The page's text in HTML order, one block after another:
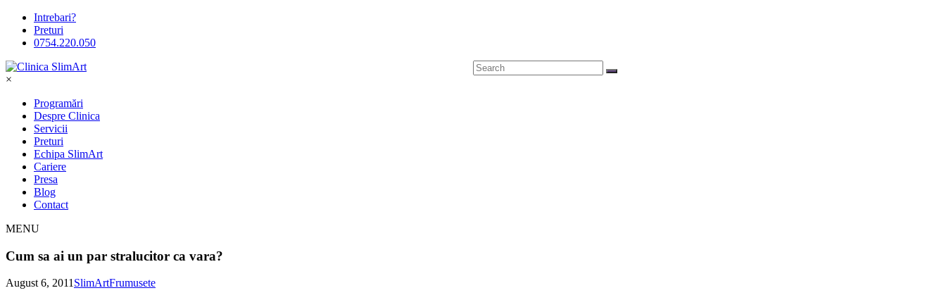
Intrebari?
Preturi
0754.220.050
×
Programări
Despre Clinica
Servicii
Preturi
Echipa SlimArt
Cariere
Presa
Blog
Contact
MENU
Cum sa ai un par stralucitor ca vara?
August 6, 2011SlimArtFrumusete